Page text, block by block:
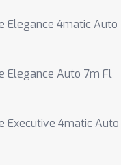
Elegance 4matic Auto
Elegance Auto 7m Fl
Executive 4matic Auto